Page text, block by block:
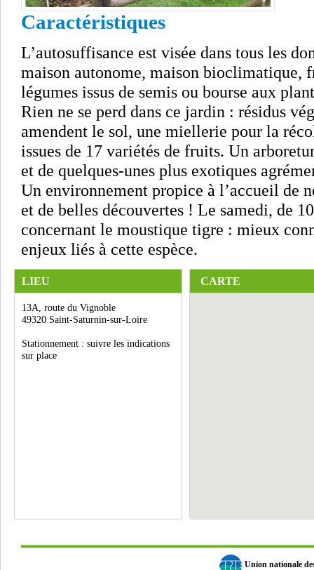
Caractéristiques
L’autosuffisance est visée dans tous les
maison autonome, maison
légumes issus de semis ou bourse aux
Rien ne se perd dans ce jardin : résidus
amendent le sol, une miellerie pour la
issues de 17 variétés de fruits. Un
et de quelques-unes plus exotiques
Un environnement propice à l’accueil de
et de belles découvertes ! Le samedi, de
concernant le moustique tigre : mieux
enjeux liés à cette espèce.
LIEU
13A, route du Vignoble
49320 Saint-Saturnin-sur-Loire
Stationnement : suivre les indications
sur place
CARTE
Union nationale